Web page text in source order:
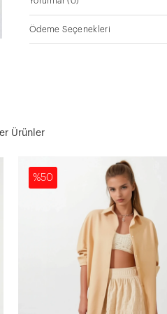
Ödeme Seçenekleri
Ürünler
%50